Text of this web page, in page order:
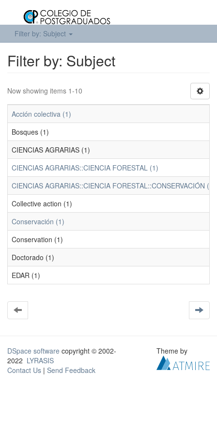
Filter by: Subject
Filter by: Subject
Now showing items 1-10
Acción colectiva (1)
Bosques (1)
CIENCIAS AGRARIAS (1)
CIENCIAS AGRARIAS::CIENCIA FORESTAL (1)
CIENCIAS AGRARIAS::CIENCIA FORESTAL::CONSERVACIÓN (1)
Collective action (1)
Conservación (1)
Conservation (1)
Doctorado (1)
EDAR (1)
DSpace software copyright © 2002-
2022 LYRASIS
Contact Us | Send Feedback
Theme by